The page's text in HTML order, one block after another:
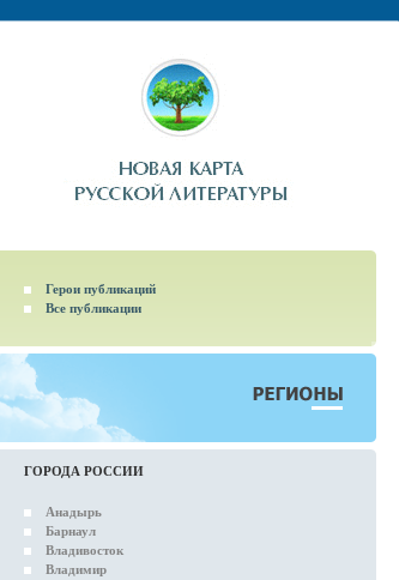
Герои публикаций
Все публикации
ГОРОДА РОССИИ
Анадырь
Барнаул
Владивосток
Владимир